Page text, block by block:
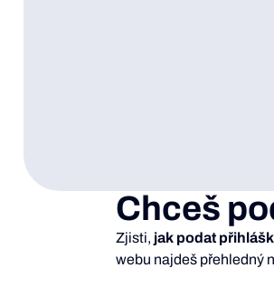
Chceš
Zjisti, jak podat
webu najdeš přehledný